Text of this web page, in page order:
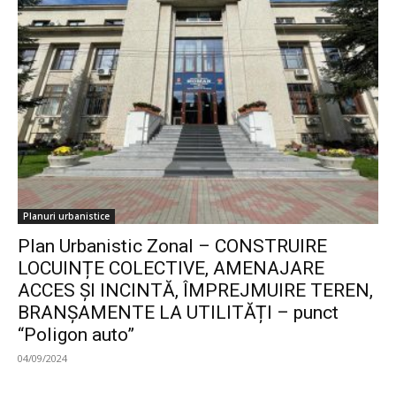
Planuri urbanistice
Plan Urbanistic Zonal – CONSTRUIRE
LOCUINȚE COLECTIVE, AMENAJARE
ACCES ȘI INCINTĂ, ÎMPREJMUIRE TEREN,
BRANȘAMENTE LA UTILITĂȚI – punct
“Poligon auto”
04/09/2024